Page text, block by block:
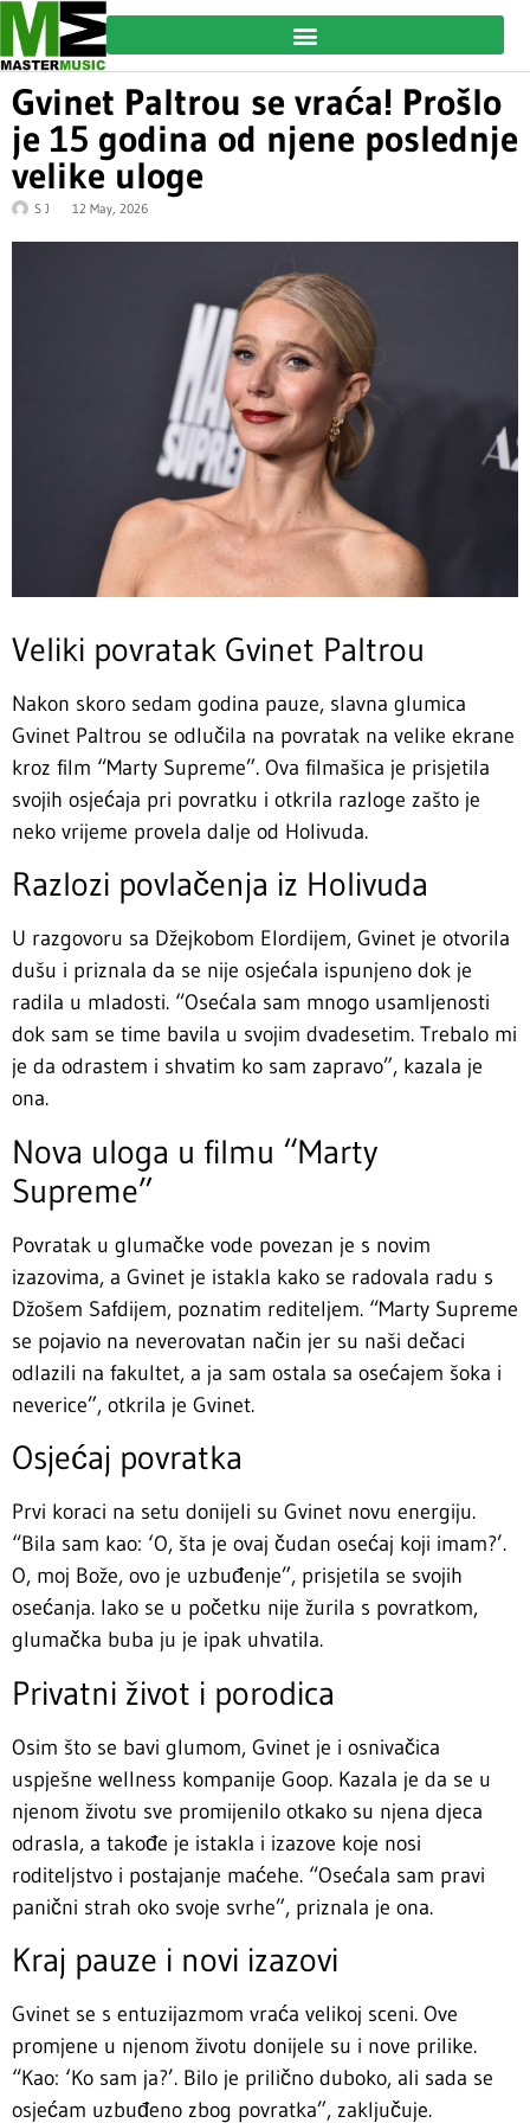
Gvinet Paltrou se vraća! Prošlo
je 15 godina od njene poslednje
velike uloge
S J 12 May, 2026
Veliki povratak Gvinet Paltrou
Nakon skoro sedam godina pauze, slavna glumica
Gvinet Paltrou se odlučila na povratak na velike ekrane
kroz film “Marty Supreme”. Ova filmašica je prisjetila
svojih osjećaja pri povratku i otkrila razloge zašto je
neko vrijeme provela dalje od Holivuda.
Razlozi povlačenja iz Holivuda
U razgovoru sa Džejkobom Elordijem, Gvinet je otvorila
dušu i priznala da se nije osjećala ispunjeno dok je
radila u mladosti. “Osećala sam mnogo usamljenosti
dok sam se time bavila u svojim dvadesetim. Trebalo mi
je da odrastem i shvatim ko sam zapravo”, kazala je
ona.
Nova uloga u filmu “Marty
Supreme”
Povratak u glumačke vode povezan je s novim
izazovima, a Gvinet je istakla kako se radovala radu s
Džošem Safdijem, poznatim rediteljem. “Marty Supreme
se pojavio na neverovatan način jer su naši dečaci
odlazili na fakultet, a ja sam ostala sa osećajem šoka i
neverice”, otkrila je Gvinet.
Osjećaj povratka
Prvi koraci na setu donijeli su Gvinet novu energiju.
“Bila sam kao: ‘O, šta je ovaj čudan osećaj koji imam?’.
O, moj Bože, ovo je uzbuđenje”, prisjetila se svojih
osećanja. Iako se u početku nije žurila s povratkom,
glumačka buba ju je ipak uhvatila.
Privatni život i porodica
Osim što se bavi glumom, Gvinet je i osnivačica
uspješne wellness kompanije Goop. Kazala je da se u
njenom životu sve promijenilo otkako su njena djeca
odrasla, a takođe je istakla i izazove koje nosi
roditeljstvo i postajanje maćehe. “Osećala sam pravi
panični strah oko svoje svrhe”, priznala je ona.
Kraj pauze i novi izazovi
Gvinet se s entuzijazmom vraća velikoj sceni. Ove
promjene u njenom životu donijele su i nove prilike.
“Kao: ‘Ko sam ja?’. Bilo je prilično duboko, ali sada se
osjećam uzbuđeno zbog povratka”, zaključuje.